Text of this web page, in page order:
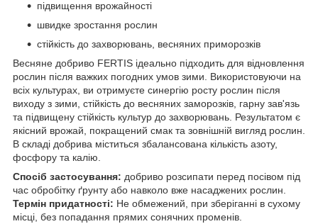
підвищення врожайності
швидке зростання рослин
стійкість до захворювань, весняних приморозків
Весняне добриво FERTIS ідеально підходить для відновлення
рослин після важких погодних умов зими. Використовуючи на
всіх культурах, ви отримуєте синергію росту рослин після
виходу з зими, стійкість до весняних заморозків, гарну зав'язь
та підвищену стійкість культур до захворювань. Результатом є
якісний врожай, покращений смак та зовнішній вигляд рослин.
В складі добрива міститься збалансована кількість азоту,
фосфору та калію.
Спосіб застосування: добриво розсипати перед посівом під
час обробітку ґрунту або навколо вже насаджених рослин.
Термін придатності: Не обмежений, при зберіганні в сухому
місці, без попадання прямих сонячних променів.